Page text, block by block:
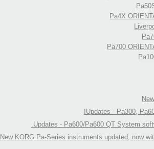
Pa4X
Pa700
Updates - Pa300,
Updates - Pa600/Pa600 QT System
New KORG Pa-Series instruments updated, now